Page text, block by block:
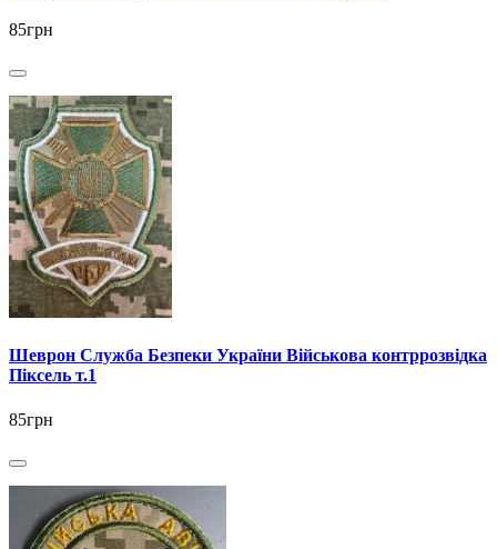
85грн
Шеврон Служба Безпеки України Військова контррозвідка
Піксель т.1
85грн